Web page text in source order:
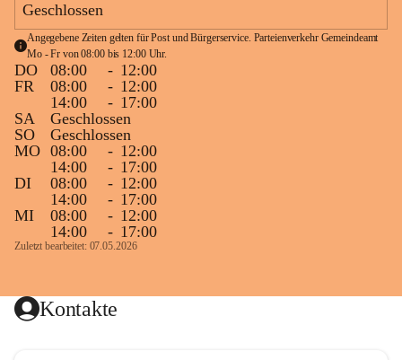
Geschlossen
Angegebene Zeiten gelten für Post und Bürgerservice. Parteienverkehr Gemeindeamt
Mo - Fr von 08:00 bis 12:00 Uhr.
DO 08:00 - 12:00
FR
08:00 - 12:00
14:00
- 17:00
SA
Geschlossen
SO
Geschlossen
MO 08:00 - 12:00
14:00
- 17:00
DI
08:00 - 12:00
14:00
- 17:00
MI
08:00 - 12:00
14:00
- 17:00
Zuletzt bearbeitet: 07.05.2026
Kontakte